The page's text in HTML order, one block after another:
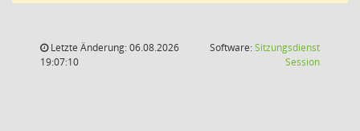
Letzte Änderung: 06.08.2026
19:07:10
Software:Sitzungsdienst
Session(Wird in